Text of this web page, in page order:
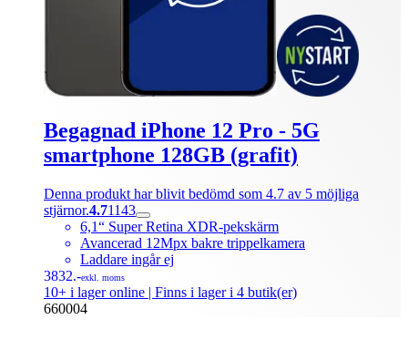
Begagnad iPhone 12 Pro - 5G
smartphone 128GB (grafit)
Denna produkt har blivit bedömd som 4.7 av 5 möjliga
stjärnor.4.71143
6,1“ Super Retina XDR-pekskärm
Avancerad 12Mpx bakre trippelkamera
Laddare ingår ej
3832.-exkl. moms
10+ i lager online | Finns i lager i 4 butik(er)
660004